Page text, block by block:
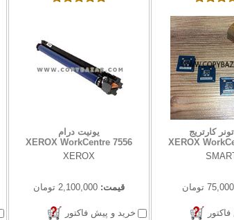
کارتریج
XEROX
75,000 تومان
یونیت درام
XEROX WorkCentre 7556
XEROX
قیمت: 2,100,000 تومان
خرید و پیش فاکتور